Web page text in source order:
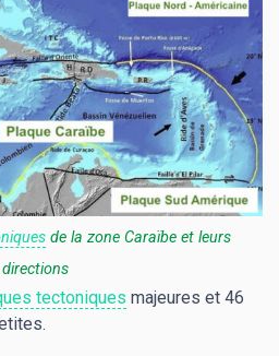
de la zone Caraïbe et leurs
directions
tectoniques majeures et 46